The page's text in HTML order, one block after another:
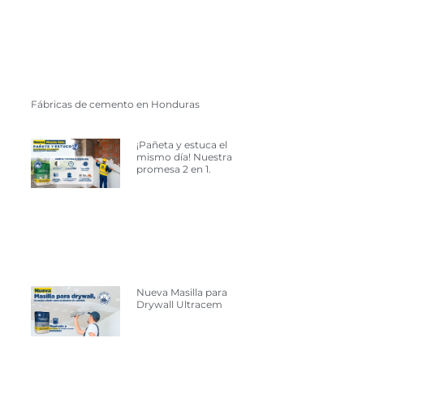
Fábricas de cemento en Honduras
¡Pañeta y estuca el
mismo día! Nuestra
promesa 2 en 1.
Nueva Masilla para
Drywall Ultracem